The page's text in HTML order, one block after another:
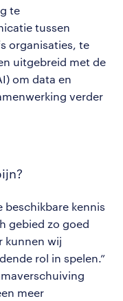
te
tussen
organisaties, te
uitgebreid met de
om data en
verder
beschikbare kennis
gebied zo goed
kunnen wij
rol in spelen.”
meer